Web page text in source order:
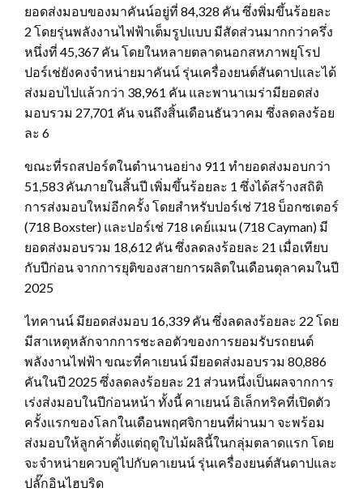
ยอดส่งมอบของมาคันน์อยู่ที่ 84,328 คัน ซึ่งพิ่มขึ้นร้อยละ
2 โดยรุ่นพลังงานไฟฟ้าเต็มรูปแบบ มีสัดส่วนมากกว่าครึ่ง
หนึ่งที่ 45,367 คัน โดยในหลายตลาดนอกสหภาพยุโรป
ปอร์เช่ยังคงจำหน่ายมาคันน์ รุ่นเครื่องยนต์สันดาปและได้
ส่งมอบไปแล้วกว่า 38,961 คัน และพานาเมร่ามียอดส่ง
มอบรวม 27,701 คัน จนถึงสิ้นเดือนธันวาคม ซึ่งลดลงร้อย
ละ 6
ขณะที่รถสปอร์ตในตำนานอย่าง 911 ทำยอดส่งมอบกว่า
51,583 คันภายในสิ้นปี เพิ่มขึ้นร้อยละ 1 ซึ่งได้สร้างสถิติ
การส่งมอบใหม่อีกครั้ง โดยสำหรับปอร์เช่ 718 บ็อกซเตอร์
(718 Boxster) และปอร์เช่ 718 เคย์แมน (718 Cayman) มี
ยอดส่งมอบรวม 18,612 คัน ซึ่งลดลงร้อยละ 21 เมื่อเทียบ
กับปีก่อน จากการยุติของสายการผลิตในเดือนตุลาคมในปี
2025
ไทคานน์ มียอดส่งมอบ 16,339 คัน ซึ่งลดลงร้อยละ 22 โดย
มีสาเหตุหลักจากการชะลอตัวของการยอมรับรถยนต์
พลังงานไฟฟ้า ขณะที่คาเยนน์ มียอดส่งมอบรวม 80,886
คันในปี 2025 ซึ่งลดลงร้อยละ 21 ส่วนหนึ่งเป็นผลจากการ
เร่งส่งมอบในปีก่อนหน้า ทั้งนี้ คาเยนน์ อิเล็กทริคที่เปิดตัว
ครั้งแรกของโลกในเดือนพฤศจิกายนที่ผ่านมา จะพร้อม
ส่งมอบให้ลูกค้าตั้งแต่ฤดูใบไม้ผลินี้ในกลุ่มตลาดแรก โดย
จะจำหน่ายควบคู่ไปกับคาเยนน์ รุ่นเครื่องยนต์สันดาปและ
ปลั๊กอินไฮบริด